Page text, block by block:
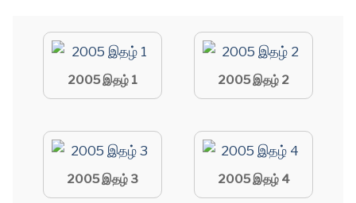
2005 இதழ் 1 2005 இதழ் 2
2005 இதழ் 3 2005 இதழ் 4